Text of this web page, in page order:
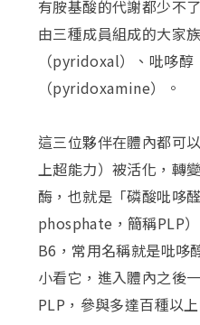
有胺基酸的代謝都少不
由三種成員組成的大家
（pyridoxal）、吡哆
（pyridoxamine）。
這三位夥伴在體內都可
上超能力）被活化，轉
酶，也就是「磷酸吡哆
phosphate，簡稱PLP
B6，常用名稱就是吡
小看它，進入體內之後
PLP，參與多達百種以